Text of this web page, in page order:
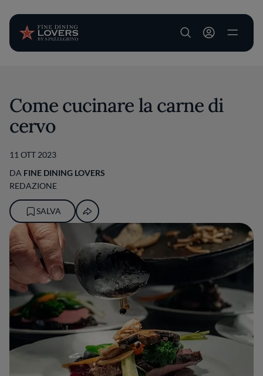
User account
Come cucinare la carne di
cervo
11 OTT 2023
DA FINE DINING LOVERS
REDAZIONE
SALVA